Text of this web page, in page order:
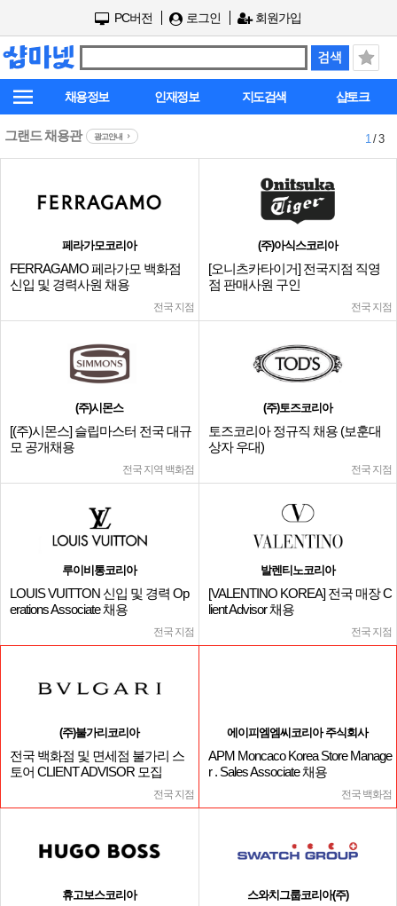
PC버전 로그인 회원가입
채용정보 인재정보 지도검색 샵토크
그랜드 채용관 광고안내 1/ 3
페라가모코리아
FERRAGAMO 페라가모 백화점
신입 및 경력사원 채용
전국 지점
(주)아식스코리아
[오니츠카타이거] 전국지점 직영
점 판매사원 구인
전국 지점
(주)시몬스
[(주)시몬스] 슬립마스터 전국 대규
모 공개채용
전국 지역 백화점
(주)토즈코리아
토즈코리아 정규직 채용 (보훈대
상자 우대)
전국 지점
루이비통코리아
LOUIS VUITTON 신입 및 경력 Op
erations Associate 채용
전국 지점
발렌티노코리아
[VALENTINO KOREA] 전국 매장 C
lient Advisor 채용
전국 지점
(주)불가리코리아
전국 백화점 및 면세점 불가리 스
토어 CLIENT ADVISOR 모집
전국 지점
에이피엠엠씨코리아 주식회사
APM Moncaco Korea Store Manage
r . Sales Associate 채용
전국 백화점
휴고보스코리아 스와치그룹코리아(주)